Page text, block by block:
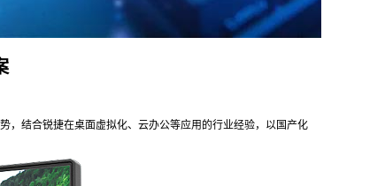
，结合锐捷在桌面虚拟化、云办公等应用的行业经验，以国产化